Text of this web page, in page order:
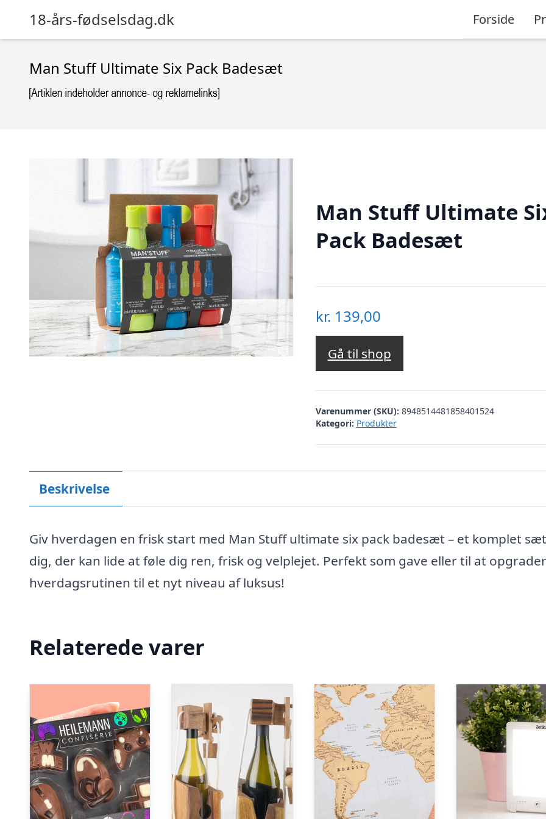
18-års-fødselsdag.dk Forside
Man Stuff Ultimate Six Pack Badesæt
Man Stuff Ultimate
Pack Badesæt
kr. 139,00
Gå til shop
Varenummer (SKU): 8948514481858401524
Kategori: Produkter
Beskrivelse
Giv hverdagen en frisk start med Man Stuff ultimate six pack badesæt – et komplet
dig, der kan lide at føle dig ren, frisk og velplejet. Perfekt som gave eller til at
hverdagsrutinen til et nyt niveau af luksus!
Relaterede varer